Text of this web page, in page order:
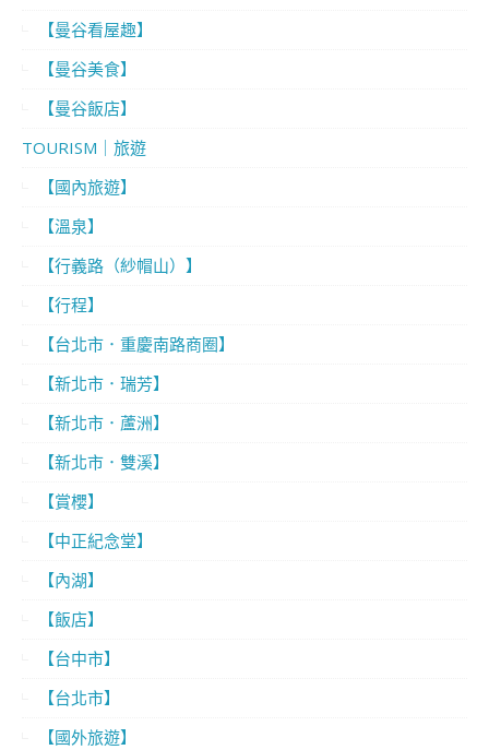
【曼谷看屋趣】
【曼谷美食】
【曼谷飯店】
TOURISM｜旅遊
【國內旅遊】
【溫泉】
【行義路（紗帽山）】
【行程】
【台北市．重慶南路商圈】
【新北市．瑞芳】
【新北市．蘆洲】
【新北市．雙溪】
【賞櫻】
【中正紀念堂】
【內湖】
【飯店】
【台中市】
【台北市】
【國外旅遊】